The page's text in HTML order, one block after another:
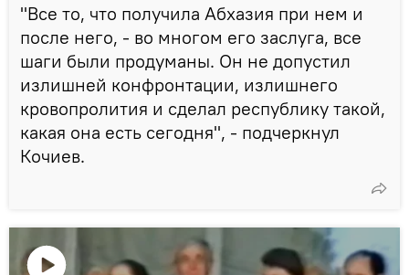
"Все то, что получила Абхазия при нем и
после него, - во многом его заслуга, все
шаги были продуманы. Он не допустил
излишней конфронтации, излишнего
кровопролития и сделал республику такой,
какая она есть сегодня", - подчеркнул
Кочиев.